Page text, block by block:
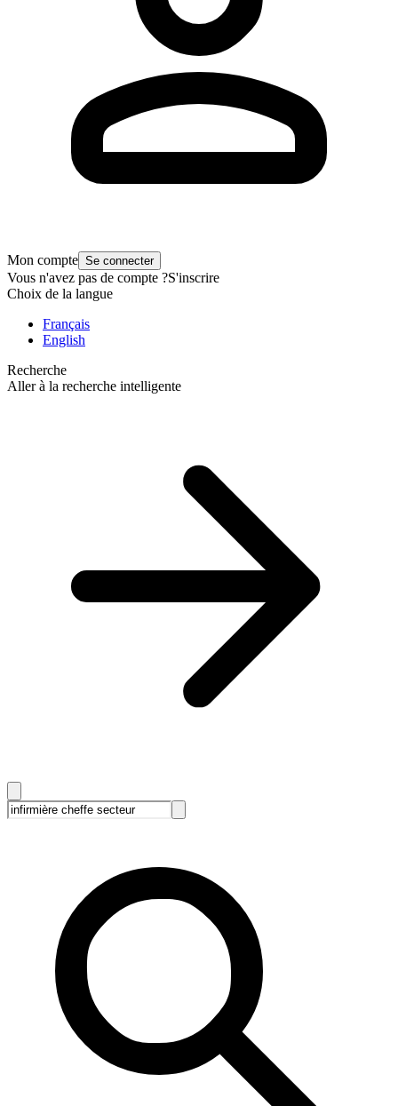
Mon compte Se connecter
Vous n'avez pas de compte ?S'inscrire
Choix de la langue
Français
English
Recherche
Aller à la recherche intelligente